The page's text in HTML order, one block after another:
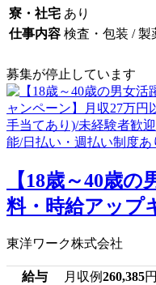
寮・社宅 あり
仕事内容 検査・包装 / 製
募集が停止しています
【18歳～40歳
料・時給アップ
東洋ワーク株式会社
給与 月収例260,385円